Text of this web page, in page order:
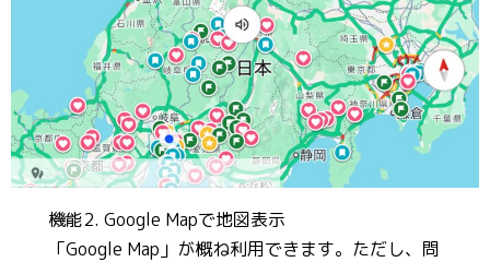
機能2. Google Mapで地図表示
「Google Map」が概ね利用できます。ただし、問